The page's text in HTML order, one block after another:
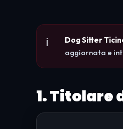
Dog Sitter
aggiornata e
1. Titolare